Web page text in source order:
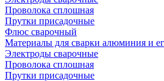
Проволока сплошная
Прутки присадочные
Флюс сварочный
Материалы для сварки алюминия и
Электроды сварочные
Проволока сплошная
Прутки присадочные